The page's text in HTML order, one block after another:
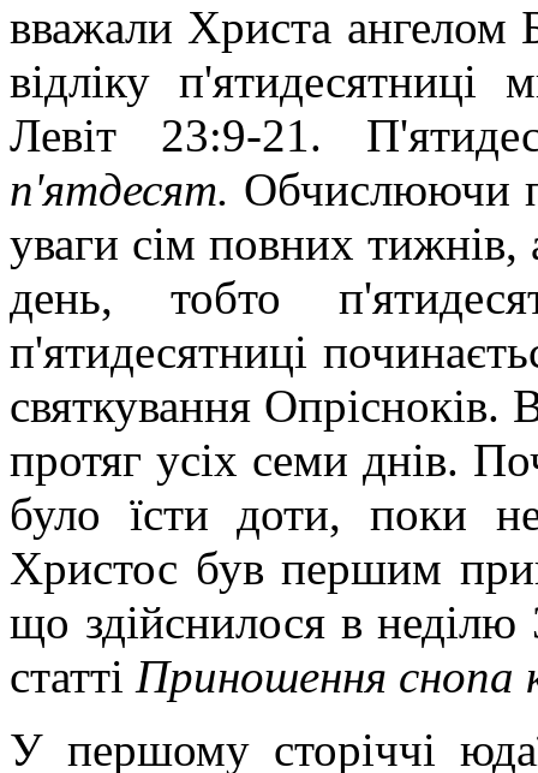
вважали Христа ангелом
відліку
Левіт 23:9-21.
п'ятдесят. Обчислюючи
уваги сім повних тижнів,
день, тобто
п'ятидесятниці
святкування Опрісноків.
протяг усіх семи днів.
було їсти доти, поки
Христос був першим
що здійснилося в
статті Приношення снопа
У першому сторіччі